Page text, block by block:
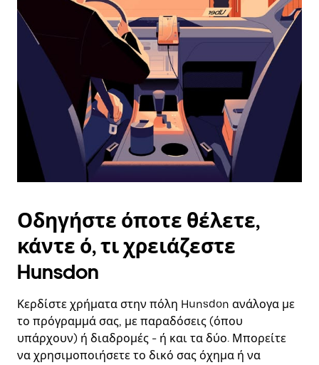
επιλέξετε
μια
ημερομηνία.
Πατήστε
πλήκτρο
escape
για
να
κλείσετε
ημερολόγιο.
Οδηγήστε όποτε θέλετε,
κάντε ό, τι χρειάζεστε
Hunsdon
Κερδίστε χρήματα στην πόλη Hunsdon ανάλογα με
το πρόγραμμά σας, με παραδόσεις (όπου
υπάρχουν) ή διαδρομές - ή και τα δύο. Μπορείτε
να χρησιμοποιήσετε το δικό σας όχημα ή να